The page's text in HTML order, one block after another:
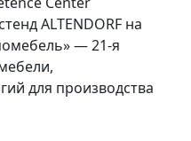
ALTENDORF на
— 21-я
для производства